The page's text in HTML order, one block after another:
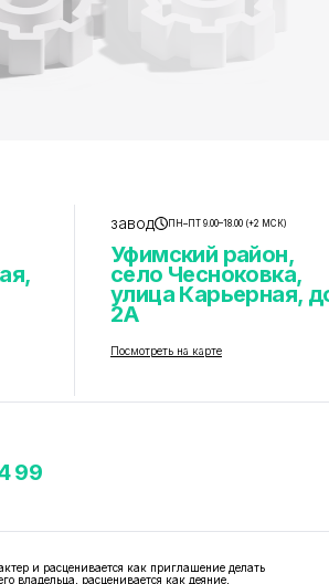
завод ПН–ПТ 9.00–18.00 (+2 МСК)
Уфимский район,
село Чесноковка,
улица Карьерная,
2А
Посмотреть на карте
99
и расценивается как приглашение делать
владельца, расценивается как деяние,